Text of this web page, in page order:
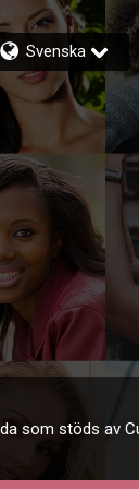
Svenska
som stöds av